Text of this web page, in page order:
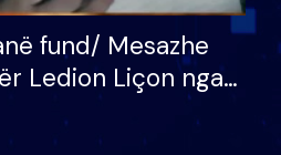
fund/ Mesazhe
Ledion Liçon nga